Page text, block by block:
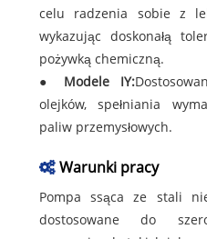
celu radzenia sobie z
wykazując doskonałą
pożywką chemiczną.
● Modele IY:
olejków, spełniania
paliw przemysłowych.
Warunki pracy
Pompa ssąca ze stali
dostosowane do